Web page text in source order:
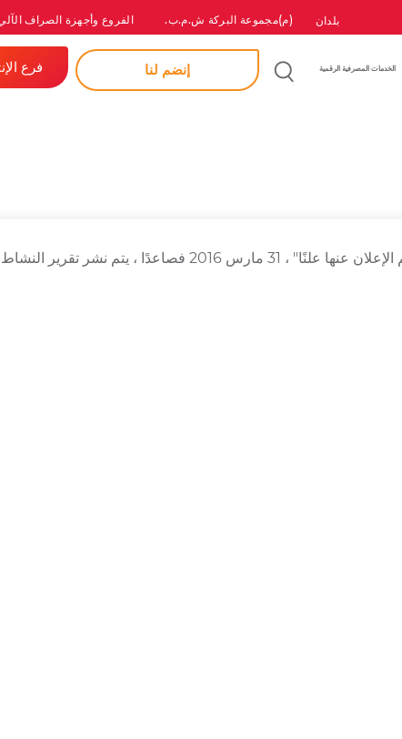
بلدان (م)مجموعة البركة ش.م.ب. الفروع وأجهزة الصراف
الخدمات المصرفية الرقمية بحث إنضم لنا فرع
في "البيان الخاص بالبيانات المالية والتفسيرات ذات الصلة والملاحظات التي سيتم الإعلان عنها علنًا" ، 31 مارس